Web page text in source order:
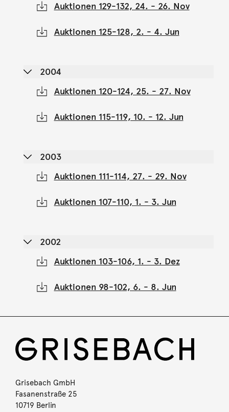
Auktionen 129-132, 24. - 26. Nov
Auktionen 125-128, 2. - 4. Jun
2004
Auktionen 120-124, 25. - 27. Nov
Auktionen 115-119, 10. - 12. Jun
2003
Auktionen 111-114, 27. - 29. Nov
Auktionen 107-110, 1. - 3. Jun
2002
Auktionen 103-106, 1. - 3. Dez
Auktionen 98-102, 6. - 8. Jun
Grisebach GmbH
Fasanenstraße 25
10719 Berlin